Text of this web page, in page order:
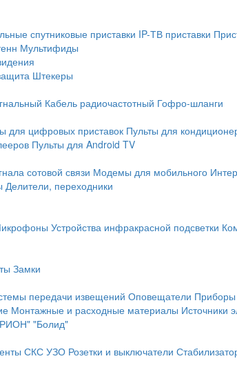
спутниковые приставки IP-ТВ приставки
Мультифиды
Штекеры
Кабель радиочастотный Гофро-шланги
для цифровых приставок Пульты для
Пульты для Android TV
сотовой связи Модемы для мобильного
Делители, переходники
Устройства инфракрасной подсветки
Замки
передачи извещений Оповещатели
Монтажные и расходные материалы Источники
"Болид"
СКС УЗО Розетки и выключатели